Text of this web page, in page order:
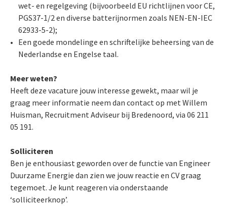
wet- en regelgeving (bijvoorbeeld EU richtlijnen voor CE,
PGS37-1/2 en diverse batterijnormen zoals NEN-EN-IEC
62933-5-2);
Een goede mondelinge en schriftelijke beheersing van de
Nederlandse en Engelse taal.
Meer weten?
Heeft deze vacature jouw interesse gewekt, maar wil je
graag meer informatie neem dan contact op met Willem
Huisman, Recruitment Adviseur bij Bredenoord, via 06 211
05 191.
Solliciteren
Ben je enthousiast geworden over de functie van Engineer
Duurzame Energie dan zien we jouw reactie en CV graag
tegemoet. Je kunt reageren via onderstaande
‘solliciteerknop’.